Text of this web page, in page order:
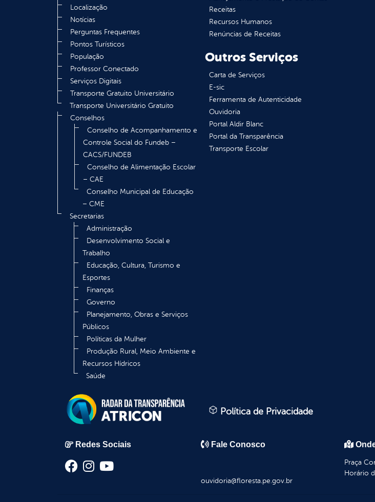
Localização
Notícias
Perguntas Frequentes
Pontos Turísticos
População
Professor Conectado
Serviços Digitais
Transporte Gratuito Universitário
Transporte Universitário Gratuito
Conselhos
Conselho de Acompanhamento e
Controle Social do Fundeb –
CACS/FUNDEB
Conselho de Alimentação Escolar
– CAE
Conselho Municipal de Educação
– CME
Secretarias
Administração
Desenvolvimento Social e
Trabalho
Educação, Cultura, Turismo e
Esportes
Finanças
Governo
Planejamento, Obras e Serviços
Públicos
Políticas da Mulher
Produção Rural, Meio Ambiente e
Recursos Hídricos
Saúde
Receitas
Recursos Humanos
Renúncias de Receitas
Outros Serviços
Carta de Serviços
E-sic
Ferramenta de Autenticidade
Ouvidoria
Portal Aldir Blanc
Portal da Transparência
Transporte Escolar
Política de Privacidade
Redes Sociais Fale Conosco
ouvidoria@floresta.pe.gov.br
Praça
Horário